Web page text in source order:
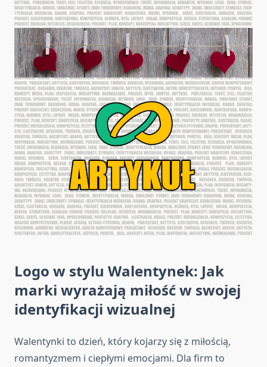
Logo w stylu Walentynek: Jak
marki wyrażają miłość w swojej
identyfikacji wizualnej
Walentynki to dzień, który kojarzy się z miłością,
romantyzmem i ciepłymi emocjami. Dla firm to